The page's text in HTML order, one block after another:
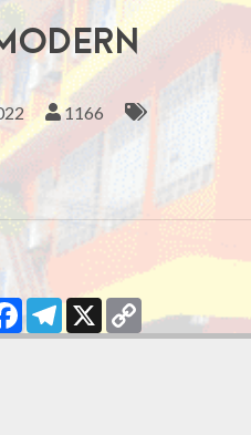
1166
FacebookTelegram
X
Link